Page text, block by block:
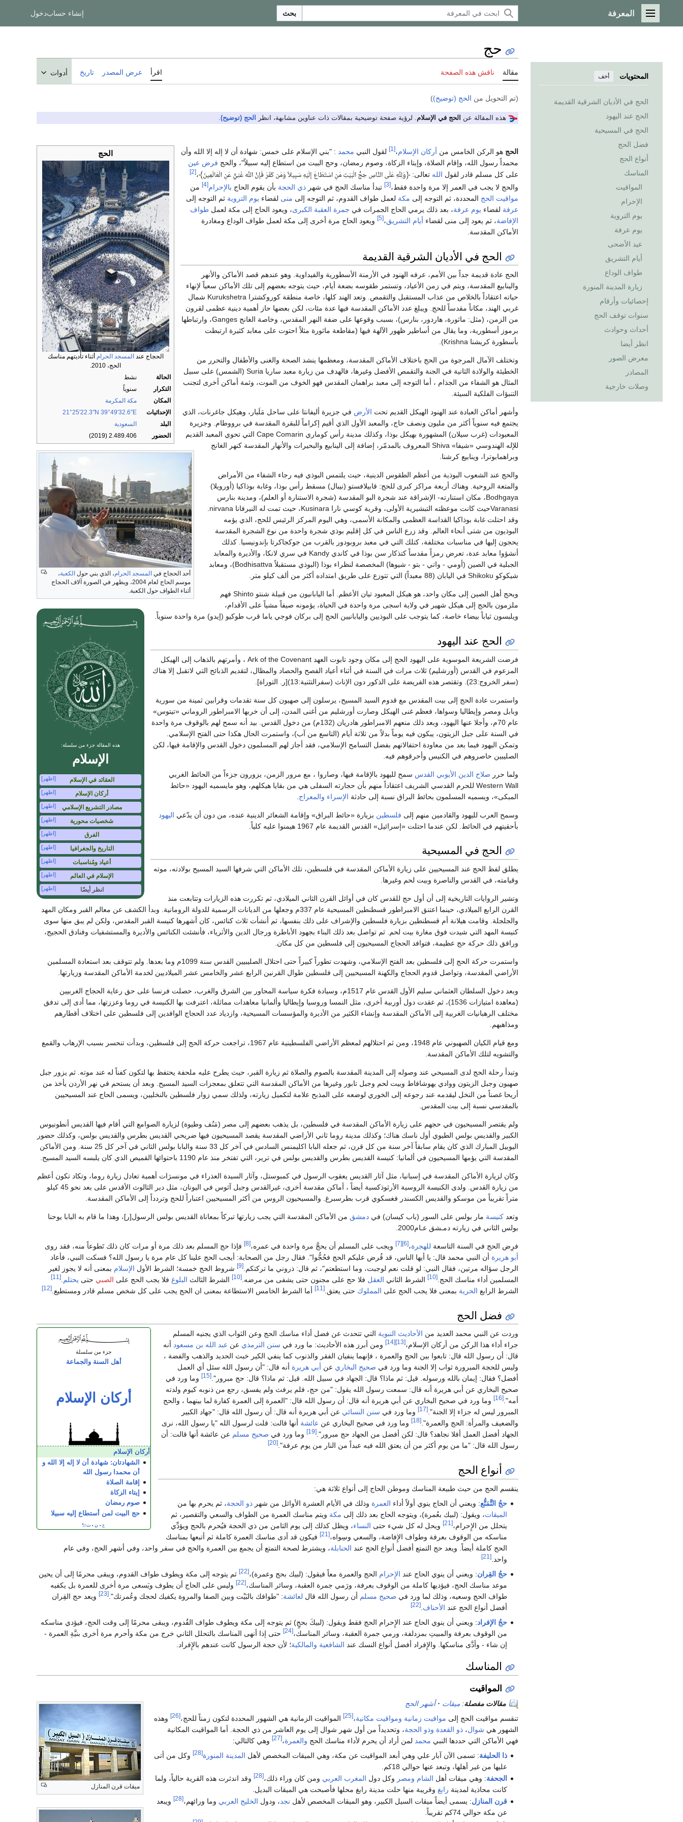
القائمة الرئيسية
المعرفة بحث إنشاء حسابدخول
المحتويات أخف
الحج في الأديان الشرقية القديمة
الحج عند اليهود
الحج في المسيحية
فضل الحج
أنواع الحج
المناسك
المواقيت
الإحرام
يوم التروية
يوم عرفة
عيد الأضحى
أيام التشريق
طواف الوداع
زيارة المدينة المنورة
إحصائيات وأرقام
سنوات توقف الحج
أحداث وحوادث
انظر أيضا
معرض الصور
المصادر
وصلات خارجية
حج
مقالة ناقش هذه الصفحة اقرأ عرض المصدر تاريخ أدوات
(تم التحويل من الحج (توضيح))
هذه المقالة عن الحج في الإسلام. لرؤية صفحة توضيحية بمقالات ذات عناوين مشابهة، انظر الحج (توضيح).
الحج
الحجاج عند المسجد الحرام أثناء تأديتهم مناسك
الحج، 2010.
الحالة
نشط
التكرار
سنوياً
المكان
مكة المكرمة
الإحداثيات
21°25′22.3″N 39°49′32.6″E
البلد
السعودية
الحضور
2.489.406 (2019)
أحد الحجاج في المسجد الحرام، الذي بني حول الكعبة،
موسم الحاج لعام 2004، ويظهر في الصورة آلاف الحجاج
أثناء الطواف حول الكعبة.
الحج هو الركن الخامس من أركان الإسلام،[1] لقول النبي محمد : "بني الإسلام على خمس: شهادة أن لا إله إلا الله وأن
محمداً رسول الله، وإقام الصلاة، وإيتاء الزكاة، وصوم رمضان، وحج البيت من استطاع إليه سبيلاً"، والحج فرض عين
على كل مسلم قادر لقول الله تعالى: ﴿وَلِلَّهِ عَلَى النَّاسِ حِجُّ الْبَيْتِ مَنِ اسْتَطَاعَ إِلَيْهِ سَبِيلاً وَمَن كَفَرَ فَإِنَّ اللَّه غَنِيٌّ عَنِ الْعَالَمِينَ﴾،[2]
والحج لا يجب في العمر إلا مرة واحدة فقط،[3] تبدأ مناسك الحج في شهر ذي الحجة بأن يقوم الحاج بالإحرام[4]
من
مواقيت الحج المحددة، ثم التوجه إلى مكة لعمل طواف القدوم، ثم التوجه إلى منى لقضاء يوم التروية ثم التوجه إلى
عرفة لقضاء يوم عرفة، بعد ذلك يرمي الحاج الجمرات في جمرة العقبة الكبرى، ويعود الحاج إلى مكة لعمل طواف
الإفاضة، ثم يعود إلى منى لقضاء أيام التشريق،[5]
ويعود الحاج مرة أخرى إلى مكة لعمل طواف الوداع ومغادرة
الأماكن المقدسة.
الحج في الأديان الشرقية القديمة
الحج عادة قديمة جداً بين الأمم، عرفه الهنود في الأزمنة الأسطورية والفيداوية. وهو عندهم قصد الأماكن والأنهر
والينابيع المقدسة، ويتم في زمن الأعياد، وتستمر طقوسه بضعة أيام، حيث يتوجه بعضهم إلى تلك الأماكن سعياً لإنهاء
حياته اعتقاداً بالخلاص من عذاب المستقبل والتقمص. وتعد الهند كلها، خاصة منطقة كوروكشترا Kurukshetra شمال
غربي الهند، مكاناً مقدساً للحج. ويبلغ عدد الأماكن المقدسة فيها عدة مئات، لكن بعضها حاز أهمية دينية عظمى لقرون
من الزمن، (مثل: ماثورة، هاردور، بنارس)، بسبب وقوعها على ضفة النهر المقدس، وخاصة الغانج Ganges، وارتباطها
برموز أسطورية، وما يقال من أساطير ظهور الآلهة فيها (مقاطعة ماثورة مثلاً احتوت على معابد كثيرة ارتبطت
بأسطورة كريشنا Krishna).
وتختلف الآمال المرجوة من الحج باختلاف الأماكن المقدسة، ومعظمها ينشد الصحة والغنى والأطفال والتحرر من
الخطيئة والولادة الثانية في الجنة والتقمص الأفضل وغيرها، فالهدف من زيارة معبد ساريا Suria (الشمس) على سبيل
المثال هو الشفاء من الجذام ، أما التوجه إلى معبد براهمان المقدس فهو الخوف من الموت، وثمة أماكن أخرى لتجنب
التنبؤات الفلكية السيئة.
هذه المقالة جزء من سلسلة:
الإسلام
العقائد في الإسلام [اظهر]
أركان الإسلام [اظهر]
مصادر التشريع الإسلامي [اظهر]
شخصيات محورية [اظهر]
الفرق [اظهر]
التاريخ والجغرافيا [اظهر]
أعياد ومُناسبات [اظهر]
الإسلام في العالم [اظهر]
انظر أيضًا [اظهر]
وأشهر أماكن العبادة عند الهنود الهيكل القديم تحت الأرض في جزيرة أليفانتا على ساحل مَلَبار، وهيكل جاغرنات، الذي
يجتمع فيه سنوياً أكثر من مليون ونصف حاج، والمعبد الأول الذي أقيم إكراماً للبقرة المقدسة في برووطام. وجزيرة
المعبودات (غرب سيلان) المشهورة بهيكل بوذا، وكذلك مدينة رأس كوماري Cape Comarin التي تحوي المعبد القديم
للإله الهندوسي «شيفا» Shiva المعروف بالمدمّر، إضافة إلى الينابيع والبحيرات والأنهار المقدسة كنهر الغانج
وبراهمابوترا، وينابيع كرشنا.
والحج عند الشعوب البوذية من أعظم الطقوس الدينية، حيث يلتمس البوذي فيه رجاء الشفاء من الأمراض
والمتعة الروحية. وهناك أربعة مراكز كبرى للحج: قابيلافستو (نيبال) مسقط رأس بوذا، وغابة بوذاكيا (أورويلا)
Bodhgaya، مكان استنارته- الإشراقة عند شجرة البو المقدسة (شجرة الاستنارة أو العلم)، ومدينة بنارس
Varanasiحيث كانت موعظته التبشيرية الأولى، وقرية كوسي نارا Kusinara، حيث تمت له النيرفانا nirvana.
وقد احتلت غابة بوذاكيا القداسة العظمى والمكانة الأسمى، وهي اليوم المركز الرئيس للحج، الذي يؤمه
البوذيون من شتى أنحاء العالم. وقد زرع الناس في كل إقليم بوذي شجرة واحدة من نوع الشجرة المقدسة
يحجون إليها في مناسبات مختلفة، كتلك التي في معبد بروبودور بالقرب من جوكجاكرتا بإندونيسيا. كذلك
أنشؤوا معابد عدة، تعرض رمزاً مقدساً كتذكار سن بوذا في كاندي Kandy في سري لانكا، والأديرة والمعابد
الجبلية في الصين (أومي - واتي - بتو - شيوها) المخصصة لنظراء بوذا (البوذي مستقبلاً Bodhisattva)، ومعابد
شيكوكو Shikoku في اليابان (88 معبداً) التي تتوزع على طريق امتداده أكثر من ألف كيلو متر.
ويحج أهل الصين إلى مكان واحد، هو هيكل المعبود تيان الأعظم. أما اليابانيون من قبيلة شنتو Shinto فهم
ملزمون بالحج إلى هيكل شهير في ولاية اسجى مرة واحدة في الحياة، يؤمونه صيفاً مشياً على الأقدام،
ويلبسون ثياباً بيضاء خاصة، كما يتوجب على البوذيين واليابانيين الحج إلى بركان فوجي ياما قرب طوكيو (إيدو) مرة واحدة سنوياً.
الحج عند اليهود
فرضت الشريعة الموسوية على اليهود الحج إلى مكان وجود تابوت العهد Ark of the Covenant ، وأمرتهم بالذهاب إلى الهيكل
المزعوم في القدس (أورشليم) ثلاث مرات في السنة في أثناء أعياد الفصح والحصاد والمظال، لتقديم الذبائح التي لاتقبل إلا هناك
(سفر الخروج:23). وتقتصر هذه الفريضة على الذكور دون الإناث (سفرالتثنية:13)[ر. التوراة].
واستمرت عادة الحج إلى بيت المقدس مع قدوم السيد المسيح، يرسلون إلى صهيون كل سنة تقدمات وقرابين ثمينة من سورية
وبابل ومصر وإيطاليا وسواها، فعظم غنى الهيكل وصارت أورشليم من أغنى المدن، إلى أن خربها الامبراطور الروماني «تيتوس»
عام 70م، وأجلا عنها اليهود، وبعد ذلك منعهم الامبراطور هادريان (132م) من دخول القدس. بيد أنه سمح لهم بالوقوف مرة واحدة
في السنة على جبل الزيتون، يبكون فيه يوماً بدلاً من ثلاثة أيام (التاسع من آب)، واستمرت الحال هكذا حتى الفتح الإسلامي.
وتمكن اليهود فيما بعد من معاودة احتفالاتهم بفضل التسامح الإسلامي، فقد أجاز لهم المسلمون دخول القدس والإقامة فيها، لكن
الصليبين حاصروهم في الكنيس وأحرقوهم فيه.
ولما حرر صلاح الدين الأيوبي القدس سمح لليهود بالإقامة فيها، وصاروا ، مع مرور الزمن، يزورون جزءاً من الحائط الغربي
Western Wall للحرم القدسي الشريف اعتقاداً منهم بأن حجارته السفلى هي من بقايا هيكلهم، وهو مايسميه اليهود «حائط
المبكى»، ويسميه المسلمون بحائط البراق نسبة إلى حادثة الإسراء والمعراج
وسمح العرب لليهود والقادمين منهم إلى فلسطين بزيارة «حائط البراق» وإقامة الشعائر الدينية عنده، من دون أن يدّعي اليهود
بأحقيتهم في الحائط. لكن عندما احتلت «إسرائيل» القدس القديمة عام 1967 هيمنوا عليه كلياً.
الحج في المسيحية
يطلق لفظ الحج عند المسيحيين على زيارة الأماكن المقدسة في فلسطين، تلك الأماكن التي شرفها السيد المسيح بولادته، موته
وقيامته، في القدس والناصرة وبيت لحم وغيرها.
وتشير الروايات التاريخية إلى أن أول حج للقدس كان في أوائل القرن الثاني الميلادي، ثم تكررت هذه الزيارات وتتابعت منذ
القرن الرابع الميلادي، حينما اعتنق الامبراطور قسطنطين المسيحية عام 337م وجعلها من الديانات الرسمية للدولة الرومانية. وبدأ الكشف عن معالم القبر ومكان المهد
والجلجلة. وقامت هيلانة أم قسطنطين بزيارة فلسطين والإشراف على ذلك بنفسها، ثم أنشأت ثلاث كنائس، كان أشهرها كنيسة القبر المقدس، ولكن لم يبق منها سوى
كنيسة المهد التي شيدت فوق مغارة بيت لحم. ثم تواصل بعد ذلك البناء بجهود الأباطرة ورجال الدين والأثرياء، فأنشئت الكنائس والأديرة والمستشفيات وفنادق الحجيج،
ورافق ذلك حركة حج عظيمة، فتوافد الحجاج المسيحيون إلى فلسطين من كل مكان.
واستمرت حركة الحج إلى فلسطين بعد الفتح الإسلامي، وشهدت تطوراً كبيراً حتى احتلال الصليبيين القدس سنة 1099م وما بعدها. ولم تتوقف بعد استعادة المسلمين
الأراضي المقدسة، وتواصل قدوم الحجاج والكهنة المسيحيين إلى فلسطين طوال القرنين الرابع عشر والخامس عشر الميلاديين لخدمة الأماكن المقدسة وزيارتها.
وبعد دخول السلطان العثماني سليم الأول القدس عام 1517م، وسيادة فكرة سياسة المحاور بين الشرق والغرب، حصلت فرنسا على حق رعاية الحجاج الغربيين
(معاهدة امتيازات 1536)، ثم عقدت دول أوربية أخرى، مثل النمسا وروسيا وإيطاليا وألمانيا معاهدات مماثلة، اعترفت بها الكنيسة في روما وعززتها، مما أدى إلى تدفق
مختلف الرهبانيات الغربية إلى الأماكن المقدسة وإنشاء الكثير من الأديرة والمؤسسات المسيحية، وازدياد عدد الحجاج الوافدين إلى فلسطين على اختلاف أقطارهم
ومذاهبهم.
ومع قيام الكيان الصهيوني عام 1948، ومن ثم احتلالهم لمعظم الأراضي الفلسطينية عام 1967، تراجعت حركة الحج إلى فلسطين، وبدأت تنحسر بسبب الإرهاب والقمع
والتشويه لتلك الأماكن المقدسة.
وتبدأ رحلة الحج لدى المسيحي عند وصوله إلى المدينة المقدسة بالصوم والصلاة ثم زيارة القبر، حيث يطرح عليه ملحفة يحتفظ بها لتكون كفناً له عند موته. ثم يزور جبل
صهيون وجبل الزيتون ووادي يهوشافاط وبيت لحم وجبل تابور وغيرها من الأماكن المقدسة التي تتعلق بمعجزات السيد المسيح. وبعد أن يستحم في نهر الأردن يأخذ من
أريحا غصناً من النخل ليقدمه عند رجوعه إلى الخوري لوضعه على المذبح علامة لتكميل زيارته، ولذلك سمي زوار فلسطين بالنخليين، ويسمى الحاج عند المسيحيين
بالمقدسي نسبة إلى بيت المقدس.
ولم يقتصر المسيحيون في حجهم على زيارة الأماكن المقدسة في فلسطين، بل يذهب بعضهم إلى مصر (مَنُف وطيوة) لزيارة الصوامع التي أقام فيها القديس أنطونيوس
الكبير والقديس بولس الطيوي أول ناسك هناك؛ وكذلك مدينة روما ثاني الأراضي المقدسة يقصد المسيحيون فيها ضريحي القديس بطرس والقديس بولس، وكذلك حضور
اليوبيل المبارك الذي كان يقام سابقاً آخر سنة من كل قرن، ثم جعله البابا اكليمنس السادس في آخر كل 33 سنة والبابا بولس الثاني في آخر كل 25 سنة. ومن الأماكن
المقدسة التي يؤمها المسيحيون في ألمانيا: كنيسة القديس بطرس والقديس بولس في ترير، التي تفتخر منذ عام 1190 باحتوائها القميص الذي كان يلبسه السيد المسيح.
وكان لزيارة الأماكن المقدسة في إسبانيا، مثل آثار القديس يعقوب الرسول في كمبوستل، وآثار السيدة العذراء في مونسرَات أهمية تعادل زيارة روما، وتكاد تكون أعظم
من زيارة القدس. ولدى الكنيسة الروسية الأرثوذكسية أيضاً ، أماكن مقدسة أخرى، غيرالقدس وجبل آثوس في اليونان، مثل دير الثالوث الأقدس على بعد نحو 45 كيلو
متراً تقريباً من موسكو والقديس الكسندر فغسكوي قرب بطرسبرغ. والمسيحيون الروس من أكثر المسيحيين اعتباراً للحج وتردداً إلى الأماكن المقدسة.
وتعد كنيسة مار بولس على السور (باب كيسان) في دمشق من الأماكن المقدسة التي يجب زيارتها تبركاً بمعاناة القديس بولس الرسول[ر]، وهذا ما قام به البابا يوحنا
بولس الثاني في زيارته دمـشق عـام2000.
فرِض الحج في السنة التاسعة للهجرة،[6]
[7] ويجب على المسلم أن يحجَّ مرة واحدة في عمره،[8]
فإذا حج المسلم بعد ذلك مرة أو مرات كان ذلك تَطوعاً منه، فقد روى
أبو هريرة أن النبي محمد قال: يا أيها الناس، قد فُرض عليكم الحج فحُجُّوا". فقال رجل من الصحابة: أيجب الحج علينا كل عام مرة يا رسول الله؟ فسكت النبي، فأعاد
الرجل سؤاله مرتين، فقال النبي: لو قلت نعم لوجبت، وما استطعتم"، ثم قال: ذروني ما تركتكم. [9] شروط الحج خمسة؛ الشرط الأول الإسلام بمعنى أنه لا يجوز لغير
المسلمين أداء مناسك الحج. [10] الشرط الثاني العقل فلا حج على مجنون حتى يشفى من مرضه. [10] الشرط الثالث البلوغ فلا يجب الحج على الصبي حتى يحتلم [11]
الشرط الرابع الحرية بمعنى فلا يجب الحج على المملوك حتى يعتق. [11] أما الشرط الخامس الاستطاعة بمعنى ان الحج يجب على كل شخص مسلم قادر ومستطيع. [12]
فضل الحج
جزء من سلسلة
أهل السنة والجماعة
أركان الإسلام
أركان الإسلام
الشهادتان: شهادة أن لا إله إلا الله و
أن محمدا رسول الله
إقامة الصلاة
إيتاء الزكاة
صوم رمضان
حج البيت لمن أستطاع إليه سبيلا
ع • ن • ت
وردت عن النبي محمد العديد من الأحاديث النبوية التي تتحدث عن فضل أداء مناسك الحج وعن الثواب الذي يجنيه المسلم
جراء أداء هذا الركن من أركان الإسلام،[13]
[14] ومن أبرز هذه الأحاديث: ما ورد في سنن الترمذي عن عبد الله بن مسعود أنه
قال: أن رسول الله قال: تابعوا بين الحج والعمرة ، فإنهما ينفيان الفقر والذنوب كما ينفي الكير خبث الحديد والذهب والفضة ،
وليس للحجة المبرورة ثواب إلا الجنة وما ورد في صحيح البخاري عن أبي هريرة أنه قال: "أن رسول الله سئل أي العمل
أفضل؟ فقال: إيمان بالله ورسوله. قيل: ثم ماذا؟ قال: الجهاد في سبيل الله. قيل: ثم ماذا؟ قال: حج مبرور".[15]
وما ورد في
صحيح البخاري عن أبي هريرة أنه قال: سمعت رسول الله يقول: "من حج، فلم يرفث ولم يفسق، رجع من ذنوبه كيوم ولدته
أمه".[16]
وما ورد في صحيح البخاري عن أبي هريرة أنه قال: أن رسول الله قال: "العمرة إلى العمرة كفارة لما بينهما ، والحج
المبرور ليس له جزاء إلا الجنة".[17] وما ورد في سنن النسائي عن أبي هريرة أنه قال: أن رسول الله قال: "جهاد الكبير
والضعيف والمرأة: الحج والعمرة".[18] وما ورد في صحيح البخاري عن عائشة أنها قالت: قلت لرسول الله "يا رسول الله، نرى
الجهاد أفضل العمل أفلا نجاهد؟ قال: لكن أفضل من الجهاد حج مبرور".[19] وما ورد في صحيح مسلم عن عائشة أنها قالت: أن
رسول الله قال: "ما من يوم أكثر من أن يعتق الله فيه عبداً من النار من يوم عرفة".[20]
أنواع الحج
ينقسم الحج من حيث طبيعة المناسك وموطن الحاج إلى أنواع ثلاثة هي:
حجُ التَّمَتُّع: ويعني أن الحاج ينوي أولاً أداء العمرة وذلك في الأيام العشرة الأوائل من شهرذو الحجة، ثم يحرم بها من
الميقات، ويقول: (لبيك بعُمرة)، ويتوجه الحاج بعد ذلك إلى مكة ويتم مناسك العمرة من الطواف والسعي والتقصير، ثم
يتحلل من الإِحرام،[21] ويحل له كل شيء حتى النساء، ويظل كذلك إلى يوم الثامن من ذي الحجة فيُحرم بالحج ويؤدِّي
مناسكه من الوقوف بعرفة وطواف الإِفاضة، والسعي وسِواه،[21]
فيكون قد أدى مناسك العمرة كاملة ثم أتبعها بمناسك
الحج كاملة أيضاً. ويعد حج التمتع أفضل أنواع الحج عند الحنابلة، ويشترط لصحة التمتع أن يجمع بين العمرة والحج في سفر واحد، وفي أشهر الحج، وفي عام
واحد.[21]
حجُ القِران: ويعني أن ينوي الحاج عند الإِحرام الحج والعمرة معاً فيقول: (لبيك بحج وعمرة)،[22]
ثم يتوجه إلى مكة ويطوف طواف القدوم، ويبقى محرمًا إلى أن يحين
موعد مناسك الحج، فيؤديها كاملة من الوقوف بعرفة، ورَمي جمرة العقبة، وسائر المناسك،[22]
وليس على الحاج أن يطوف ويَسعى مرة أخرى للعمرة بل يكفيه
طواف الحج وسعيه، وذلك لما ورد في صحيح مسلم أن رسول الله قال لعائشة: "طوافك بالبَيْت وبين الصفا والمروة يكفيك لحجك وعُمرتك".[23]
ويعد حج القِران
أفضل أنواع الحج عند الأحناف .
[22]
حجُ الإفراد: ويعني أن ينوي الحاج عند الإِحرام الحج فقط ويقول: (لبيكَ بحجٍ) ثم يتوجه إلى مكة ويطوف طواف القُدوم، ويبقى محرمًا إلى وقت الحج، فيؤدي مناسكه
من الوقوف بعرفة والمبيتِ بمزدلفة، ورمي جمرة العقبة، وسائر المناسك،[24]
حتى إذا أنهى المناسك بالتحلل الثاني خرج من مكة وأحرم مرة أخرى بنيَّةِ العمرة -
إن شاء - وأدَّى مناسكها. والإِفراد أفضل أنواع النسك عند الشافعية والمالكية؛ لأن حجة الرسول كانت عندهم بالإِفراد.
المناسك
المواقيت
ميقات قرن المنازل
مقالات مفصلة: ميقات
أشهر الحج
تنقسم مواقيت الحج إلى مواقيت زمانية ومواقيت مكانية،[25] المواقيت الزمانية هي الشهور المحددة لتكون زمناً للحج،[26]
وهذه
الشهور هي شوال، ذو القعدة وذو الحجة، وتحديداً من أول شهر شوال إلى يوم العاشر من ذي الحجة. أما المواقيت المكانية
فهي الأماكن التي حددها النبي محمد لمن أراد أن يحرم لأداء مناسك الحج والعمرة،[27]
وهي كالتالي:
ذا الحليفة: تسمى الآن آبار علي وهي أبعد المواقيت عن مكة، وهي الميقات المخصص لأهل المدينة المنورة[28]
وكل من أتى
عليها من غير أهلها، وتبعد عنها حوالي 18كم.
الجحفة: وهي ميقات أهل الشام ومصر وكل دول المغرب العربي ومن كان وراء ذلك،[28]
وقد اندثرت هذه القرية حالياً، ولما
كانت محاذية لمدينة رابغ وقريبة منها حلت مدينة رابغ محلها فأصبحت هي الميقات البديل.
قرن المنازل: يسمى أيضاً ميقات السيل الكبير، وهو الميقات المخصص لأهل نجد، ودول الخليج العربي وما ورائهم،[28]
ويبعد
عن مكة حوالي 74كم تقريباً.